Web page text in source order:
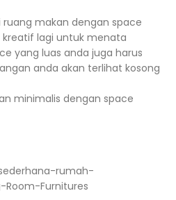
makan dengan space
lagi untuk menata
yang luas anda juga harus
anda akan terlihat kosong
minimalis dengan space